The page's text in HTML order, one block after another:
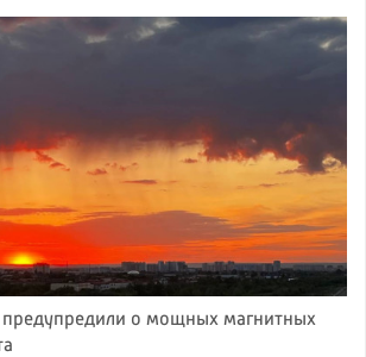
о мощных магнитных